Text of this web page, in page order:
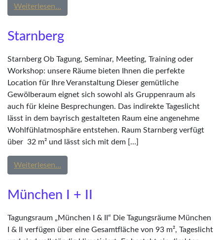
Weiterlesen…
Starnberg
Starnberg Ob Tagung, Seminar, Meeting, Training oder
Workshop: unsere Räume bieten Ihnen die perfekte
Location für Ihre Veranstaltung Dieser gemütliche
Gewölberaum eignet sich sowohl als Gruppenraum als
auch für kleine Besprechungen. Das indirekte Tageslicht
lässt in dem bayrisch gestalteten Raum eine angenehme
Wohlfühlatmosphäre entstehen. Raum Starnberg verfügt
über 32 m² und lässt sich mit dem […]
Weiterlesen…
München I + II
Tagungsraum „München I & II“ Die Tagungsräume München
I & II verfügen über eine Gesamtfläche von 93 m², Tageslicht